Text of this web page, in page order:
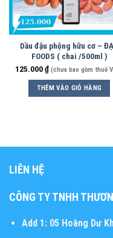
Dầu đậu phộng hữu cơ –
FOODS ( chai /500ml )
125.000₫ (chưa bao gồm thuế
THÊM VÀO GIỎ HÀNG
LIÊN HỆ
CÔNG TY TNHH
Add 1:05 Hoàng Dư